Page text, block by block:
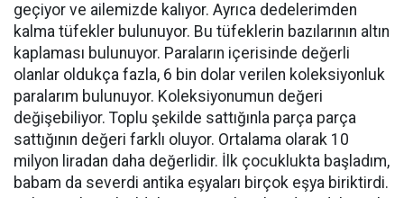
geçiyor ve ailemizde kalıyor. Ayrıca dedelerimden
kalma tüfekler bulunuyor. Bu tüfeklerin bazılarının altın
kaplaması bulunuyor. Paraların içerisinde değerli
olanlar oldukça fazla, 6 bin dolar verilen koleksiyonluk
paralarım bulunuyor. Koleksiyonumun değeri
değişebiliyor. Toplu şekilde sattığınla parça parça
sattığının değeri farklı oluyor. Ortalama olarak 10
milyon liradan daha değerlidir. İlk çocuklukta başladım,
babam da severdi antika eşyaları birçok eşya biriktirdi.